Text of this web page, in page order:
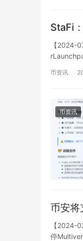
StaFi
【2024-
币资讯
币资讯
币安
【2024-
停